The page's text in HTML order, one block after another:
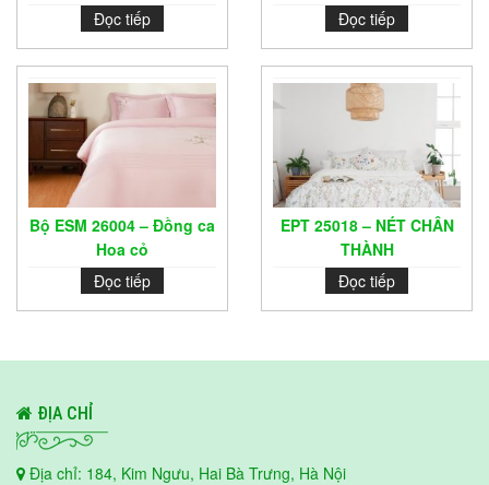
Đọc tiếp
Đọc tiếp
Bộ ESM 26004 – Đồng ca
Hoa cỏ
Đọc tiếp
EPT 25018 – NÉT CHÂN
THÀNH
Đọc tiếp
ĐỊA CHỈ
Địa chỉ: 184, Kim Ngưu, Hai Bà Trưng, Hà Nội